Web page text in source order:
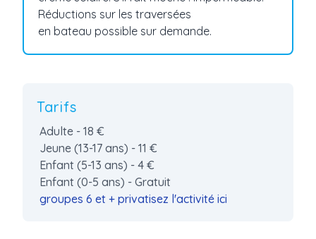
Réductions sur les traversées
en bateau possible sur demande.
Tarifs
Adulte - 18 €
Jeune (13-17 ans) - 11 €
Enfant (5-13 ans) - 4 €
Enfant (0-5 ans) - Gratuit
groupes 6 et + privatisez l'activité ici